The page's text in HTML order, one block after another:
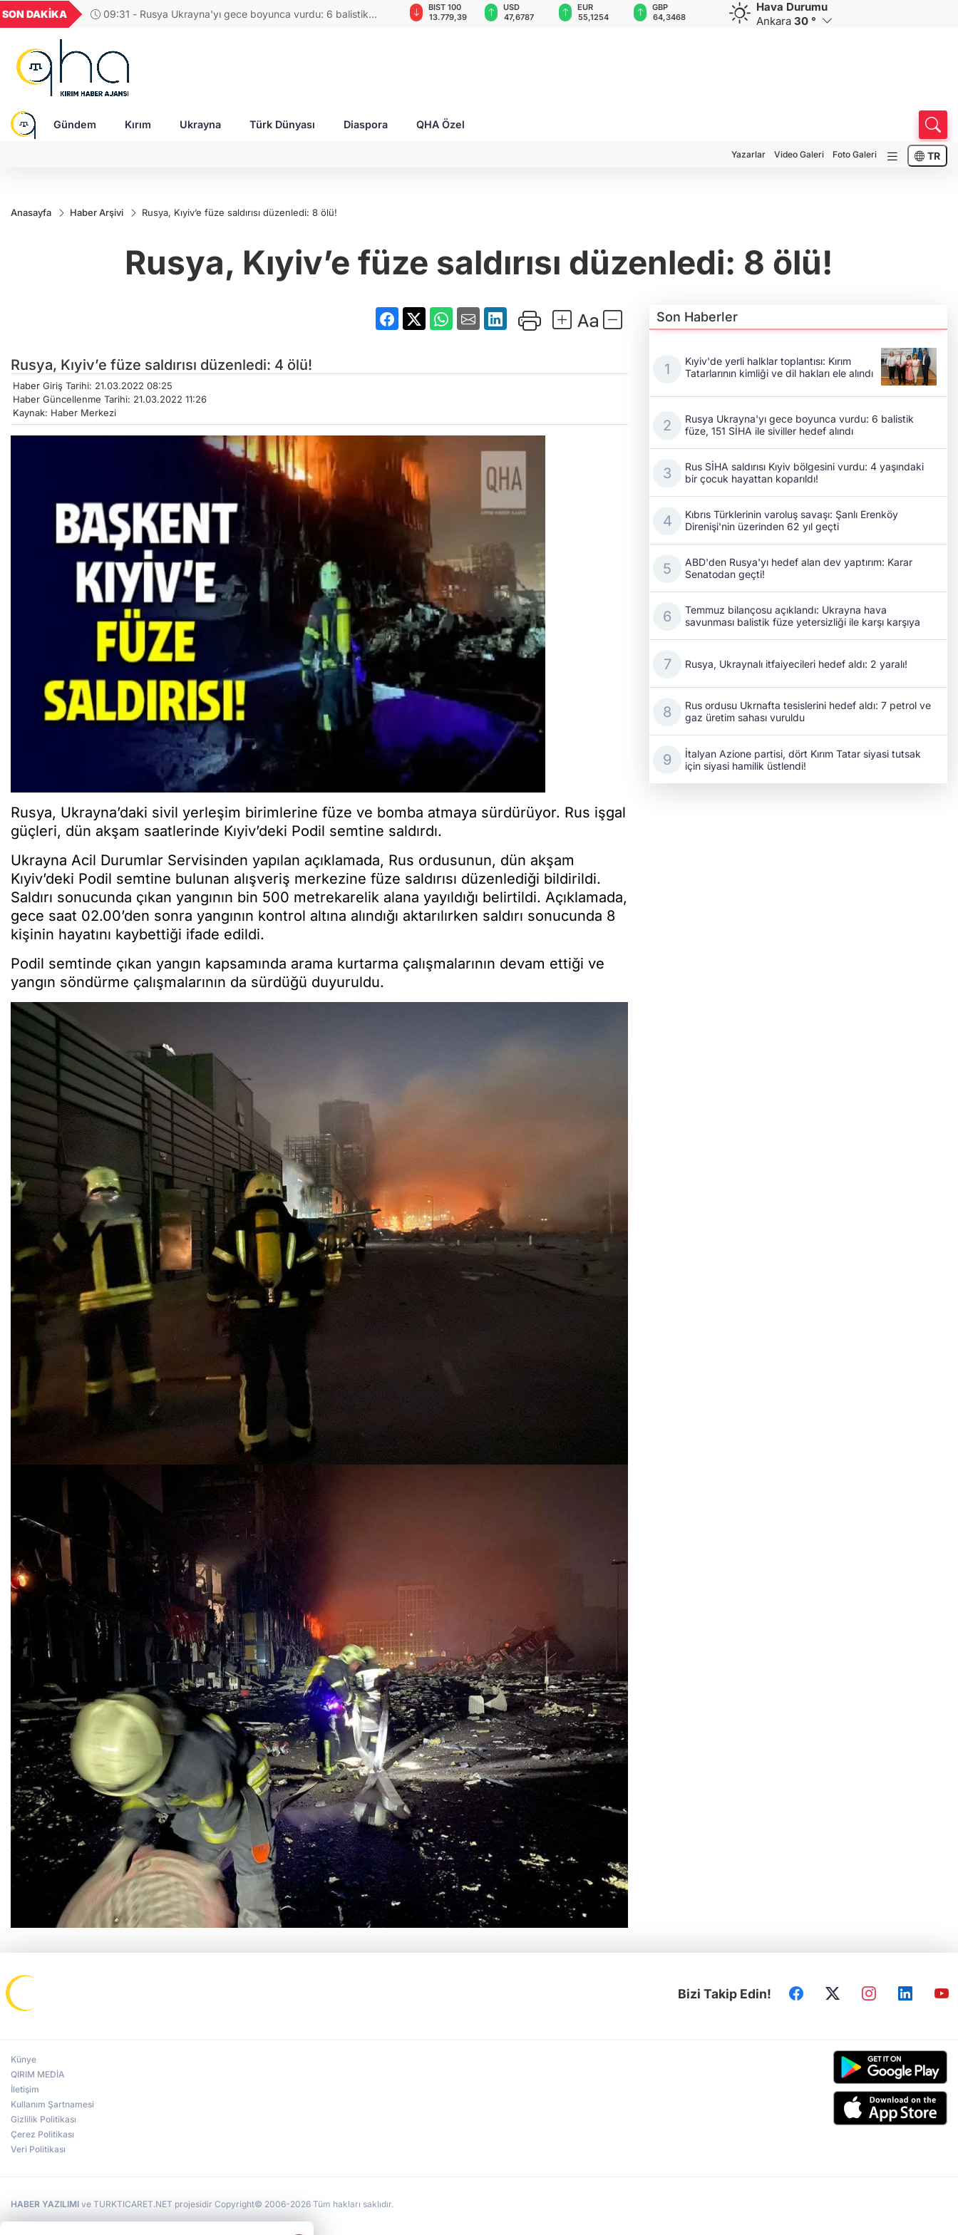
SON DAKİKA
09:31 - Rusya Ukrayna'yı gece boyunca vurdu: 6 balistik
GEL
18,2677
16,3788
27,9743
0,0018
6.660,55
BIST 100
13.779,39
USD
47,6787
EUR
55,1254
GBP
64,3468
CHF
59,0083
CAD
34,1883
Hava Durumu
Ankara 30 °
Gündem Kırım Ukrayna Türk Dünyası Diaspora QHA Özel
Yazarlar Video Galeri Foto Galeri TR
Anasayfa Haber Arşivi Rusya, Kıyiv’e füze saldırısı düzenledi: 8 ölü!
Rusya, Kıyiv’e füze saldırısı düzenledi: 8 ölü!
Rusya, Kıyiv’e füze saldırısı düzenledi: 4 ölü!
Haber Giriş Tarihi: 21.03.2022 08:25
Haber Güncellenme Tarihi: 21.03.2022 11:26
Kaynak: Haber Merkezi
Rusya, Ukrayna’daki sivil yerleşim birimlerine füze ve bomba atmaya sürdürüyor. Rus işgal
güçleri, dün akşam saatlerinde Kıyiv’deki Podil semtine saldırdı.
Ukrayna Acil Durumlar Servisinden yapılan açıklamada, Rus ordusunun, dün akşam
Kıyiv’deki Podil semtine bulunan alışveriş merkezine füze saldırısı düzenlediği bildirildi.
Saldırı sonucunda çıkan yangının bin 500 metrekarelik alana yayıldığı belirtildi. Açıklamada,
gece saat 02.00’den sonra yangının kontrol altına alındığı aktarılırken saldırı sonucunda 8
kişinin hayatını kaybettiği ifade edildi.
Podil semtinde çıkan yangın kapsamında arama kurtarma çalışmalarının devam ettiği ve
yangın söndürme çalışmalarının da sürdüğü duyuruldu.
Son Haberler
Kıyiv'de yerli halklar toplantısı: Kırım
Tatarlarının kimliği ve dil hakları ele alındı
Rusya Ukrayna'yı gece boyunca vurdu: 6 balistik
füze, 151 SİHA ile siviller hedef alındı
Rus SİHA saldırısı Kıyiv bölgesini vurdu: 4 yaşındaki
bir çocuk hayattan koparıldı!
Kıbrıs Türklerinin varoluş savaşı: Şanlı Erenköy
Direnişi'nin üzerinden 62 yıl geçti
ABD'den Rusya'yı hedef alan dev yaptırım: Karar
Senatodan geçti!
Temmuz bilançosu açıklandı: Ukrayna hava
savunması balistik füze yetersizliği ile karşı karşıya
Rusya, Ukraynalı itfaiyecileri hedef aldı: 2 yaralı!
Rus ordusu Ukrnafta tesislerini hedef aldı: 7 petrol ve
gaz üretim sahası vuruldu
İtalyan Azione partisi, dört Kırım Tatar siyasi tutsak
için siyasi hamilik üstlendi!
Bizi Takip Edin!
Künye
QIRIM MEDİA
İletişim
Kullanım Şartnamesi
Gizlilik Politikası
Çerez Politikası
Veri Politikası
HABER YAZILIMI ve TURKTICARET.NET projesidir Copyright© 2006-2026 Tüm hakları saklıdır.